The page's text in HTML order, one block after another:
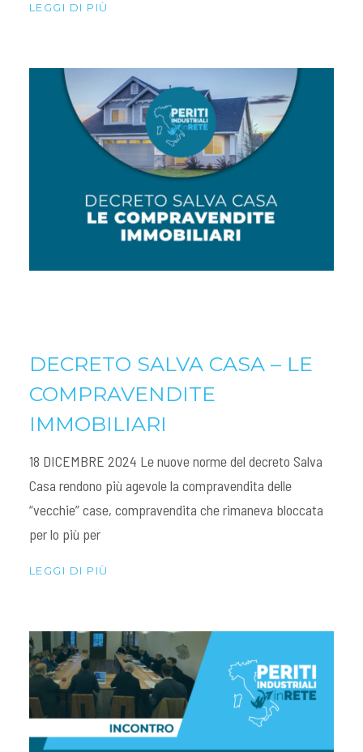
LEGGI DI PIÙ
DECRETO SALVA CASA – LE
COMPRAVENDITE
IMMOBILIARI
18 DICEMBRE 2024 Le nuove norme del decreto Salva
Casa rendono più agevole la compravendita delle
“vecchie” case, compravendita che rimaneva bloccata
per lo più per
LEGGI DI PIÙ